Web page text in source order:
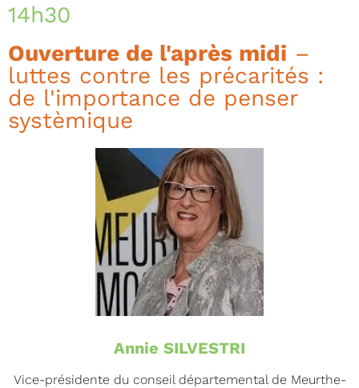
14h30
Ouverture de l'après midi –
luttes contre les précarités :
de l'importance de penser
systèmique
Annie SILVESTRI
Vice-présidente du conseil départemental de Meurthe-